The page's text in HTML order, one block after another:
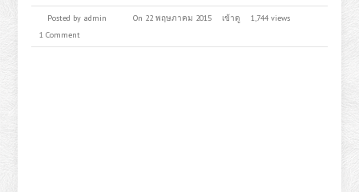
Posted by admin On 22 พฤษภาคม 2015 เข้าดู
1,744 views
1 Comment